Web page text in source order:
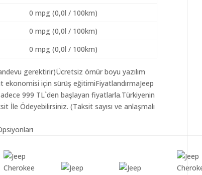
0 mpg (0,0l / 100km)
0 mpg (0,0l / 100km)
0 mpg (0,0l / 100km)
gerektirir)Ücretsiz ömür boyu yazılım
ekonomisi için sürüş eğitimiFiyatlandırmaJeep
999 TL`den başlayan fiyatlarla.Türkiyenin
İle Ödeyebilirsiniz. (Taksit sayısı ve anlaşmalı